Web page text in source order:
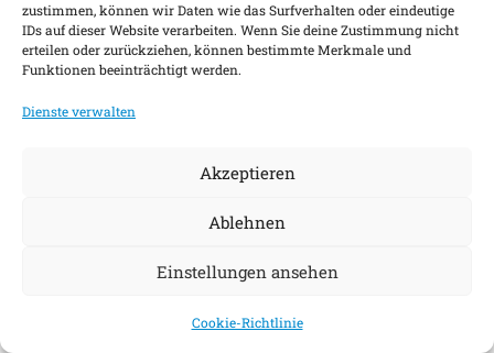
zustimmen, können wir Daten wie das Surfverhalten oder eindeutige
IDs auf dieser Website verarbeiten. Wenn Sie deine Zustimmung nicht
erteilen oder zurückziehen, können bestimmte Merkmale und
Funktionen beeinträchtigt werden.
Dienste verwalten
Akzeptieren
Ablehnen
Einstellungen ansehen
Cookie-Richtlinie